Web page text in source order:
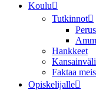
Koulu
Tutkinnot
Hankkeet
Faktaa
Opiskelijalle